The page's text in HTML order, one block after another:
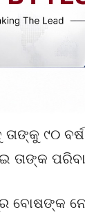
୯୦
ତାଙ୍କ
ବୋଷଙ୍କ